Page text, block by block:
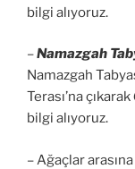
bilgi alıyoruz.
–Namazgah
Namazgah
Terası’na çıkarak
bilgi alıyoruz.
– Ağaçlar